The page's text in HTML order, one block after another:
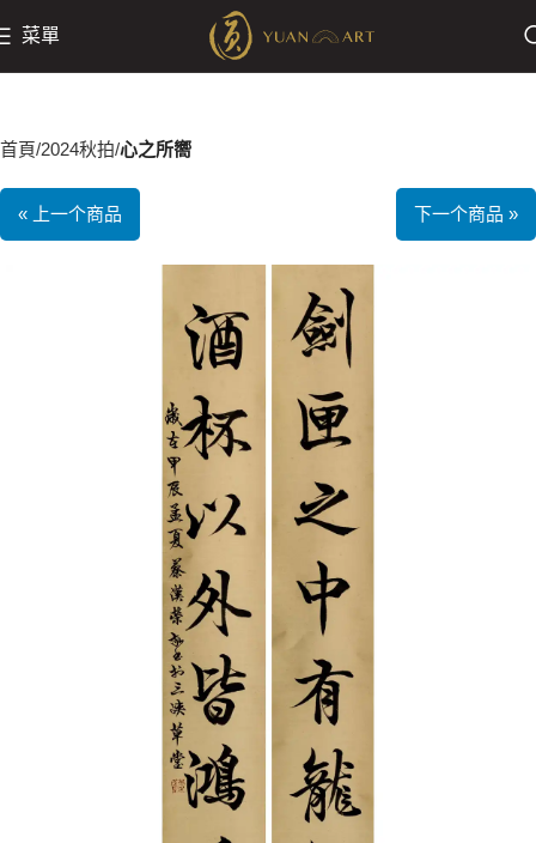
菜單
首頁 2024秋拍 心之所嚮
« 上一个商品 下一个商品 »